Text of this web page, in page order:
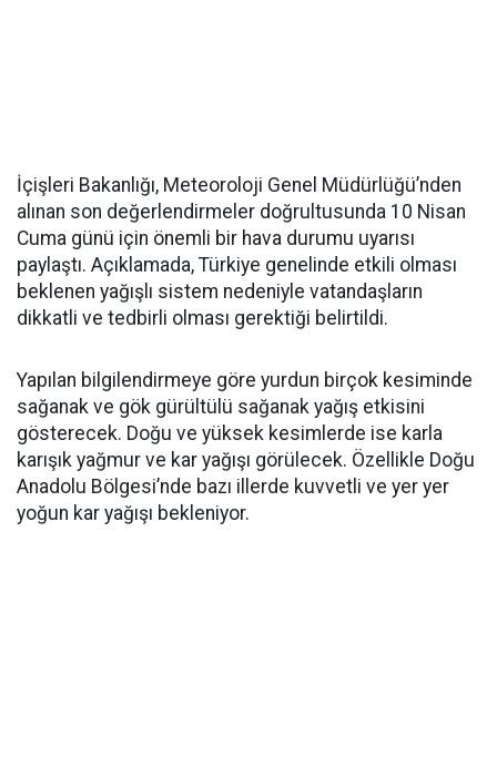
İçişleri Bakanlığı, Meteoroloji Genel Müdürlüğü’nden
alınan son değerlendirmeler doğrultusunda 10 Nisan
Cuma günü için önemli bir hava durumu uyarısı
paylaştı. Açıklamada, Türkiye genelinde etkili olması
beklenen yağışlı sistem nedeniyle vatandaşların
dikkatli ve tedbirli olması gerektiği belirtildi.
Yapılan bilgilendirmeye göre yurdun birçok kesiminde
sağanak ve gök gürültülü sağanak yağış etkisini
gösterecek. Doğu ve yüksek kesimlerde ise karla
karışık yağmur ve kar yağışı görülecek. Özellikle Doğu
Anadolu Bölgesi’nde bazı illerde kuvvetli ve yer yer
yoğun kar yağışı bekleniyor.